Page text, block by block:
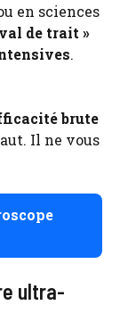
en sciences
de trait »
.
brute
Il ne vous
ultra-